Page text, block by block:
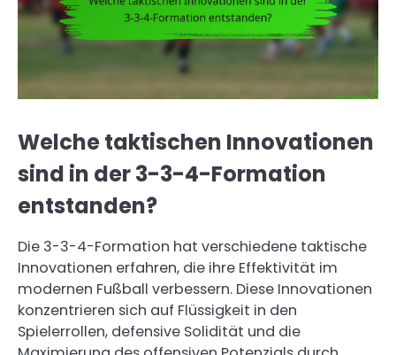
Welche taktischen Innovationen
sind in der 3-3-4-Formation
entstanden?
Die 3-3-4-Formation hat verschiedene taktische
Innovationen erfahren, die ihre Effektivität im
modernen Fußball verbessern. Diese Innovationen
konzentrieren sich auf Flüssigkeit in den
Spielerrollen, defensive Solidität und die